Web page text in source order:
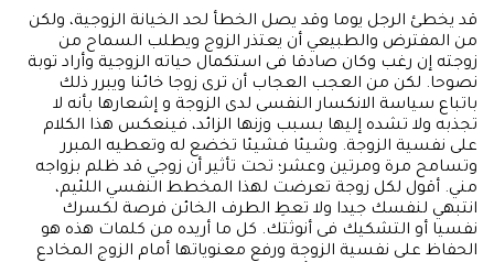
قد يخطئ الرجل يوما وقد يصل الخطأ لحد الخيانة الزوجية، ولكن
من المفترض والطبيعي أن يعتذر الزوج ويطلب السماح من
زوجته إن رغب وكان صادقا فى استكمال حياته الزوجية وأراد توبة
نصوحا. لكن من العجب العجاب أن ترى زوجا خائنا ويبرر ذلك
باتباع سياسة الانكسار النفسى لدى الزوجة و إشعارها بأنه لا
تجذبه ولا تشده إليها بسبب وزنها الزائد، فينعكس هذا الكلام
على نفسية الزوجة. وشيئا فشيئا تخضع له وتعطيه المبرر
وتسامح مرة ومرتين وعشر؛ تحت تأثير أن زوجي قد ظلم بزواجه
مني. أقول لكل زوجة تعرضت لهذا المخطط النفسي اللئيم،
انتبهي لنفسك جيدا ولا تعطِ الطرف الخائن فرصة لكسرك
نفسيا أو التشكيك فى أنوثتك. كل ما أريده من كلمات هذه هو
الحفاظ على نفسية الزوجة ورفع معنوياتها أمام الزوج المخادع